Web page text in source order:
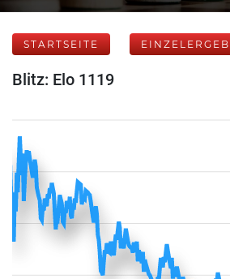
STARTSEITE
Blitz: Elo 1119